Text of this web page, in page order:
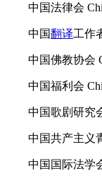
中国法律会
中国翻译工作
中国佛教协会
中国福利会
中国歌剧研究
中国共产主义
中国国际法学